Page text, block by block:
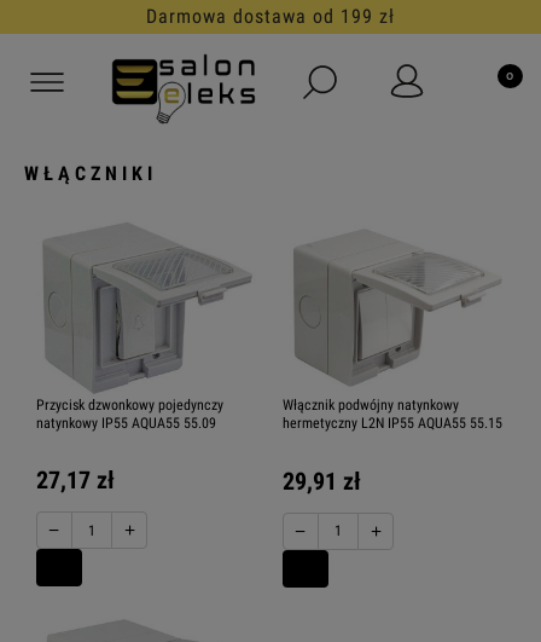
Darmowa dostawa od 199 zł
WŁĄCZNIKI
Przycisk dzwonkowy pojedynczy
natynkowy IP55 AQUA55 55.09
27,17 zł
− +
Włącznik podwójny natynkowy
hermetyczny L2N IP55 AQUA55 55.15
29,91 zł
− +